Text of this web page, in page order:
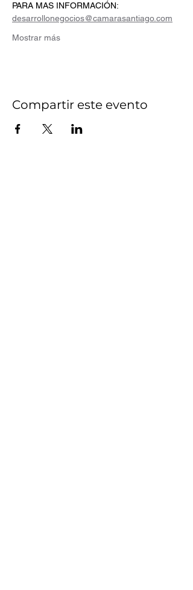
PARA MAS INFORMACIÓN:
desarrollonegocios@camarasantiago.com
Mostrar más
Compartir este evento